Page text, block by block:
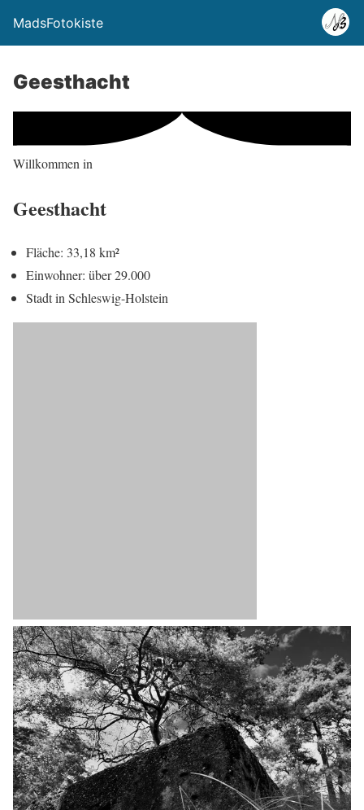
MadsFotokiste
Geesthacht
Willkommen in
Geesthacht
Fläche: 33,18 km²
Einwohner: über 29.000
Stadt in Schleswig-Holstein